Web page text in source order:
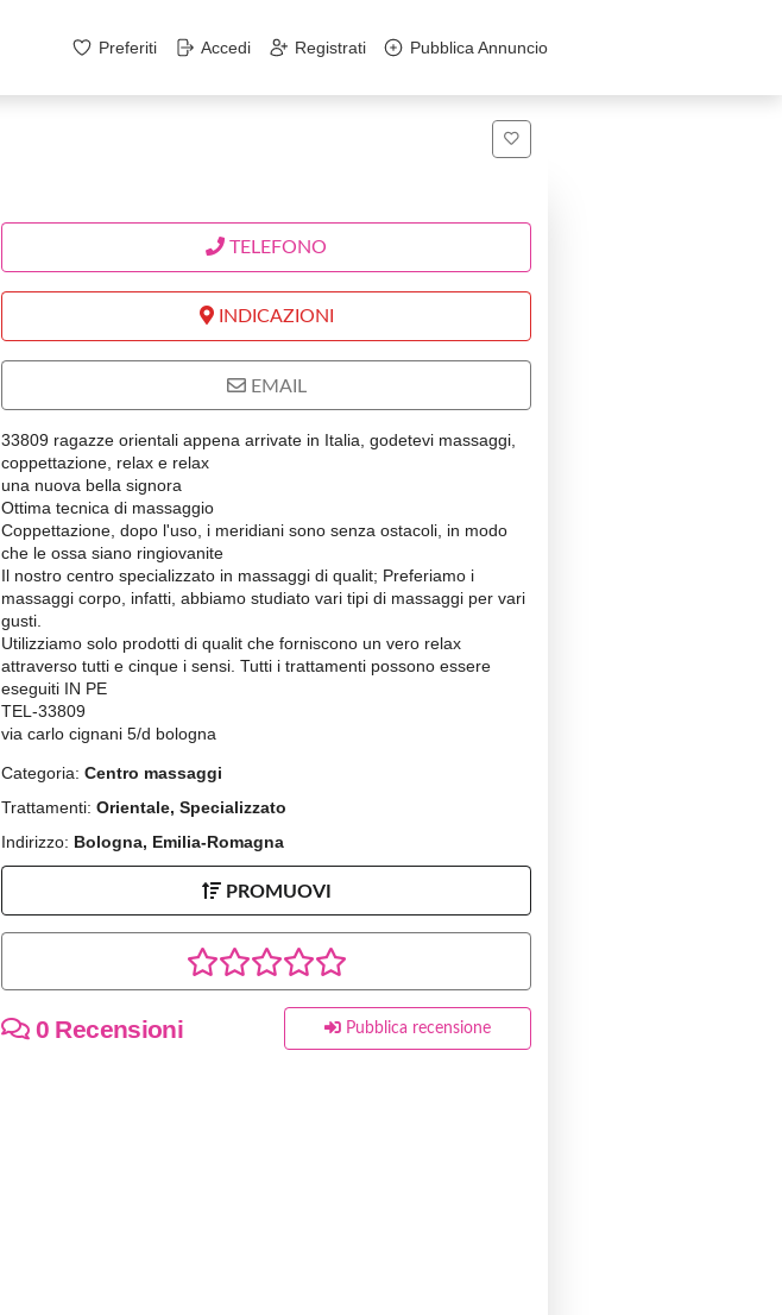
Preferiti Accedi Registrati Pubblica Annuncio
TELEFONO
INDICAZIONI
EMAIL
33809 ragazze orientali appena arrivate in Italia, godetevi massaggi,
coppettazione, relax e relax
una nuova bella signora
Ottima tecnica di massaggio
Coppettazione, dopo l'uso, i meridiani sono senza ostacoli, in modo
che le ossa siano ringiovanite
Il nostro centro specializzato in massaggi di qualit; Preferiamo i
massaggi corpo, infatti, abbiamo studiato vari tipi di massaggi per vari
gusti.
Utilizziamo solo prodotti di qualit che forniscono un vero relax
attraverso tutti e cinque i sensi. Tutti i trattamenti possono essere
eseguiti IN PE
TEL-33809
via carlo cignani 5/d bologna
Categoria: Centro massaggi
Trattamenti: Orientale, Specializzato
Indirizzo: Bologna, Emilia-Romagna
PROMUOVI
0 Recensioni Pubblica recensione